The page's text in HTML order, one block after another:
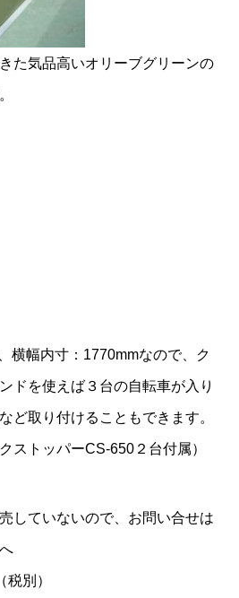
た気品高いオリーブグリーンの
横幅内寸：1770mmなので、ク
ドを使えば３台の自転車が入り
ど取り付けることもできます。
ストッパーCS-650２台付属）
していないので、お問い合せは
別）